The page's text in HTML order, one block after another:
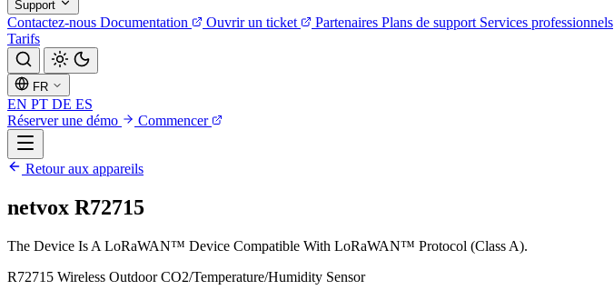
Support
Contactez-nous Documentation Ouvrir un ticket Partenaires Plans de support Services professionnels
Tarifs
FR
EN PT DE ES
Réserver une démo
Commencer
Retour aux appareils
netvox R72715
The Device Is A LoRaWAN™ Device Compatible With LoRaWAN™ Protocol (Class A).
R72715 Wireless Outdoor CO2/Temperature/Humidity Sensor